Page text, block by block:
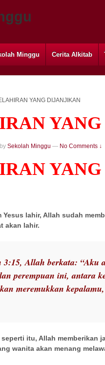
Minggu Cerita Alkitab
YANG DIJANJIKAN
by Sekolah Minggu — No Comments ↓
lahir, Allah sudah
akan lahir.
Allah berkata: “Aku
perempuan ini, antara
meremukkan
itu, Allah memberikan
wanita akan menang